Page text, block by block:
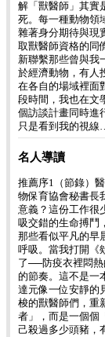
解「獸醫師」其實
死。每一種動物領
雜著身分期待與現
取獸醫師資格的同
新聯繫那些曾與我
於經濟動物，有人
在各自的場域裡面
段時間，我也在文
個訪談計畫同時進
只是看到我的視
名人導讀
推薦序1（節錄）
物保育協會秘書長
意義？這份工作很
吸交錯的生命搏鬥
那些看似平凡的早
呼吸。當我打開《
了──防疫衣裡悶
的節奏。這不是一
達元像一位安靜的
梭的獸醫師們，重
者」，而是一個個
己殺過多少頭豬，